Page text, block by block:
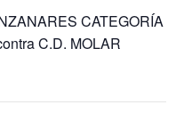
CATEGORÍA
C.D. MOLAR